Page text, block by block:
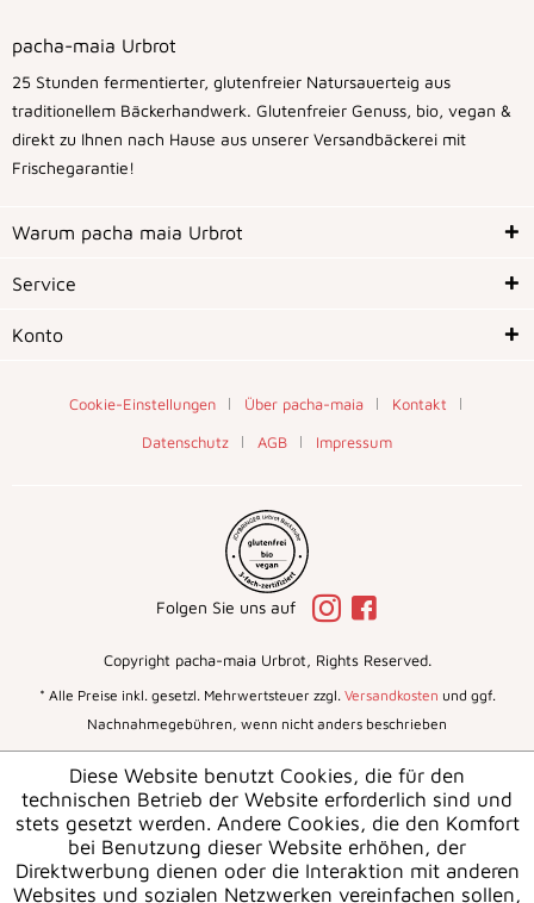
pacha-maia Urbrot
25 Stunden fermentierter, glutenfreier Natursauerteig aus
traditionellem Bäckerhandwerk. Glutenfreier Genuss, bio, vegan &
direkt zu Ihnen nach Hause aus unserer Versandbäckerei mit
Frischegarantie!
Warum pacha maia Urbrot
Service
Konto
* Alle Preise inkl. gesetzl. Mehrwertsteuer zzgl. Versandkosten und ggf.
Nachnahmegebühren, wenn nicht anders beschrieben
Cookie-Einstellungen Über pacha-maia
Kontakt
Datenschutz
AGB Impressum
Copyright pacha-maia Urbrot, Rights Reserved.
Folgen Sie uns auf
Diese Website benutzt Cookies, die für den
technischen Betrieb der Website erforderlich sind und
stets gesetzt werden. Andere Cookies, die den Komfort
bei Benutzung dieser Website erhöhen, der
Direktwerbung dienen oder die Interaktion mit anderen
Websites und sozialen Netzwerken vereinfachen sollen,